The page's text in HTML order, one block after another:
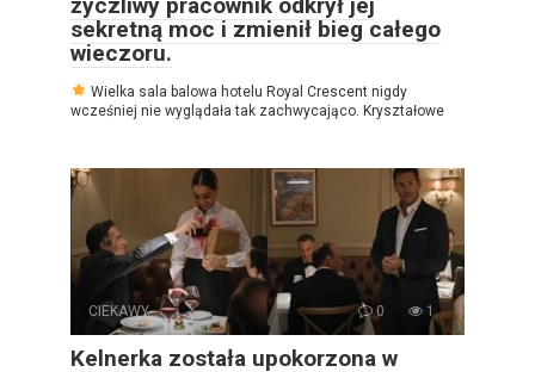
sekretną moc i zmienił bieg całego
wieczoru.
Wielka sala balowa hotelu Royal Crescent nigdy
wcześniej nie wyglądała tak zachwycająco. Kryształowe
CIEKAWY 0 1
Kelnerka została upokorzona w